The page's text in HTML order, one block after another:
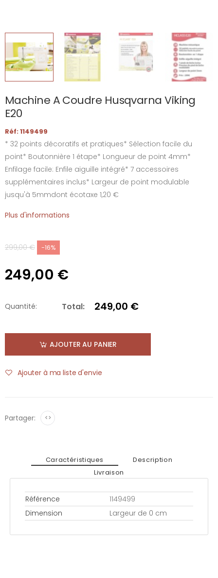
Machine A Coudre Husqvarna Viking
E20
Réf: 1149499
* 32 points décoratifs et pratiques* Sélection facile du
point* Boutonnière 1 étape* Longueur de point 4mm*
Enfilage facile: Enfile aiguille intégré* 7 accessoires
supplémentaires inclus* Largeur de point modulable
jusqu'à 5mmdont écotaxe 1,20 €
Plus d'informations
299,00 € -16%
249,00 €
Quantité: Total: 249,00 €
AJOUTER AU PANIER
Ajouter à ma liste d'envie
Partager: <>
Caractéristiques
Description
Livraison
Référence
1149499
Dimension
Largeur de 0 cm